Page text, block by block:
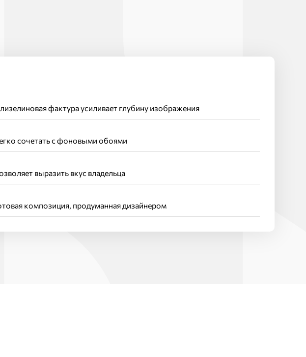
фактура усиливает глубину изображения
сочетать с фоновыми обоями
выразить вкус владельца
композиция, продуманная дизайнером